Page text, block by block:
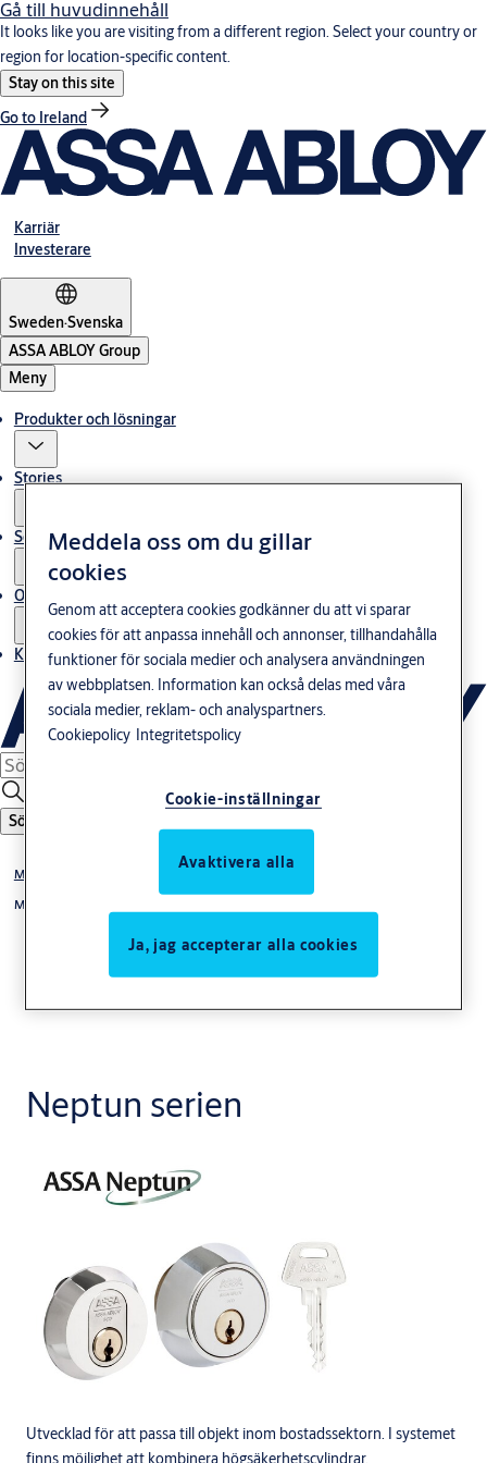
Gå till huvudinnehåll
It looks like you are visiting from a different region. Select your country or
region for location-specific content.
Stay on this site
Go to Ireland
Karriär
Investerare
Sweden·Svenska
ASSA ABLOY Group
Meny
Produkter och lösningar
Stories
Service
Om oss
Kontakta oss
Sök
Mekaniska Låssystem & Cylindrar
Mekaniska låssystem
Neptun serien
Utvecklad för att passa till objekt inom bostadssektorn. I systemet
finns möjlighet att kombinera högsäkerhetscylindrar,
Meddela oss om du gillar
cookies
Genom att acceptera cookies godkänner du att vi sparar
cookies för att anpassa innehåll och annonser, tillhandahålla
funktioner för sociala medier och analysera användningen
av webbplatsen. Information kan också delas med våra
sociala medier, reklam- och analyspartners.
Cookiepolicy Integritetspolicy
Cookie-inställningar
Avaktivera alla
Ja, jag accepterar alla cookies